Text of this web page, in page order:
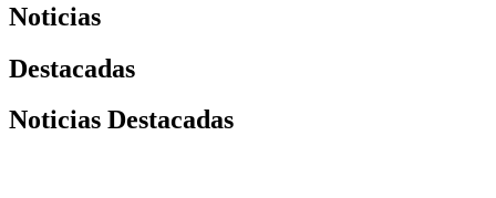
Noticias
Destacadas
Noticias Destacadas